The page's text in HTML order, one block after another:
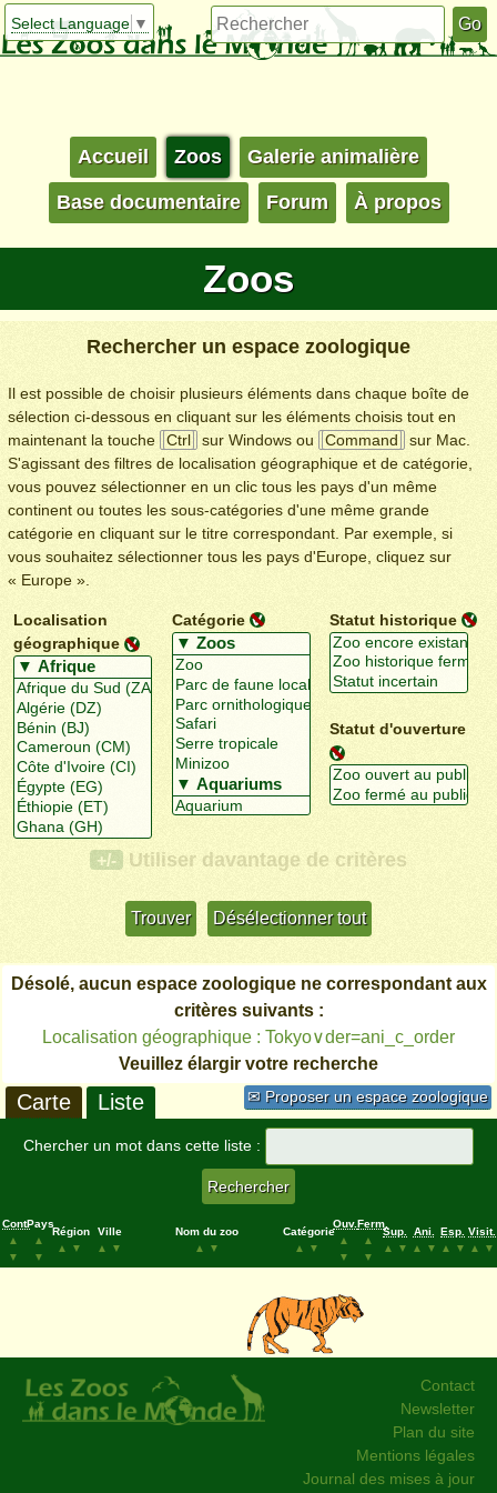
Select Language ▼
Accueil Zoos Galerie animalière
Base documentaire Forum À propos
Zoos
Rechercher un espace zoologique
Il est possible de choisir plusieurs éléments dans chaque boîte de
sélection ci-dessous en cliquant sur les éléments choisis tout en
maintenant la touche
Ctrl sur Windows ou Command
sur Mac.
S'agissant des filtres de localisation géographique et de catégorie,
vous pouvez sélectionner en un clic tous les pays d'un même
continent ou toutes les sous-catégories d'une même grande
catégorie en cliquant sur le titre correspondant. Par exemple, si
vous souhaitez sélectionner tous les pays d'Europe, cliquez sur
« Europe ».
Localisation
géographique
Catégorie Statut historique
Statut d'ouverture
+/- Utiliser davantage de critères
Désolé, aucun espace zoologique ne correspondant aux
critères suivants :
Localisation géographique : Tokyo∨der=ani_c_order
Veuillez élargir votre recherche
✉ Proposer un espace zoologique
Carte Liste
Chercher un mot dans cette liste :
Cont.
▲
▼
Pays
▲
▼
Région
▲
▼
Ville
▲
▼
Nom du zoo
▲
▼
Catégorie
▲
▼
Ouv.
▲
▼
Ferm.
▲
▼
Sup.
▲
▼
Ani.
▲
▼
Esp.
▲
▼
Visit.
▲
▼
Contact
Newsletter
Plan du site
Mentions légales
Journal des mises à jour